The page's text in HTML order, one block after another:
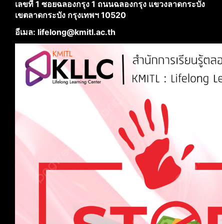
เลขที่ 1 ซอยฉลองกรุง 1 ถนนฉลองกรุง แขวงลาดกระบัง
เขตลาดกระบัง กรุงเทพฯ 10520
อีเมล: lifelong@kmitl.ac.th